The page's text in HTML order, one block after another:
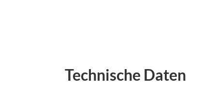
Technische Daten